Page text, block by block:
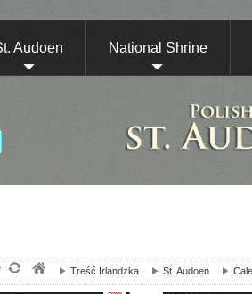
Audoen National Shrine
Treść Irlandzka St. Audoen